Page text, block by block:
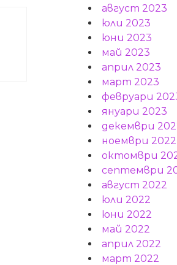
август 2023
юли 2023
юни 2023
май 2023
април 2023
март 2023
февруари
януари 2023
декември
ноември 2022
октомври
септември
август 2022
юли 2022
юни 2022
май 2022
април 2022
март 2022